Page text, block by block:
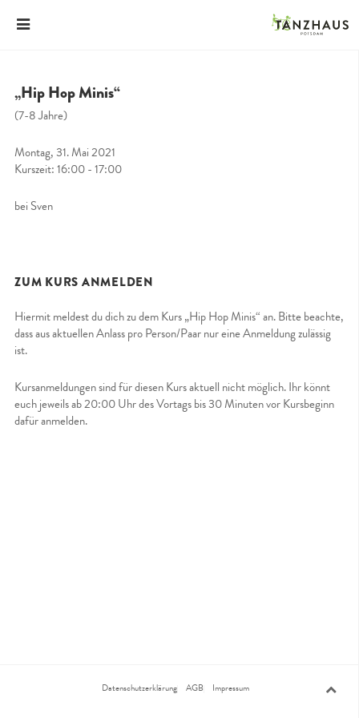
„Hip Hop Minis“
(7-8 Jahre)
Montag, 31. Mai 2021
Kurszeit: 16:00 - 17:00
bei Sven
ZUM KURS ANMELDEN
Hiermit meldest du dich zu dem Kurs „Hip Hop Minis“ an. Bitte beachte,
dass aus aktuellen Anlass pro Person/Paar nur eine Anmeldung zulässig
ist.
Kursanmeldungen sind für diesen Kurs aktuell nicht möglich. Ihr könnt
euch jeweils ab 20:00 Uhr des Vortags bis 30 Minuten vor Kursbeginn
dafür anmelden.
Datenschutzerklärung AGB Impressum